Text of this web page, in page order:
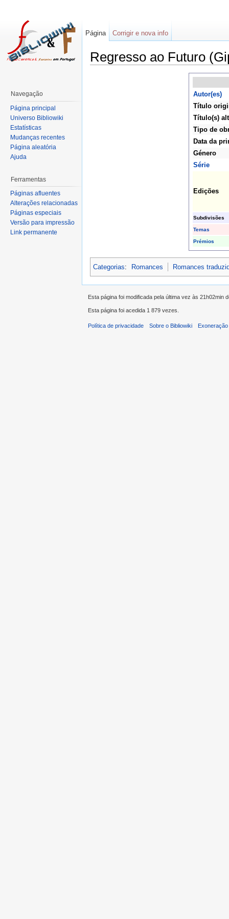
Regresso ao Futuro
Autor(es)
Título
Título(s)
Tipo de
Data da
Género
Série
Edições
Subdivisões
Temas
Prémios
Categorias: Romances Romances
Página Corrigir e nova info
Navegação
Página principal
Universo Bibliowiki
Estatísticas
Mudanças recentes
Página aleatória
Ajuda
Ferramentas
Páginas afluentes
Alterações relacionadas
Páginas especiais
Versão para impressão
Link permanente
Esta página foi modificada pela última vez às 21h02min
Esta página foi acedida 1 879 vezes.
Política de privacidade Sobre o Bibliowiki